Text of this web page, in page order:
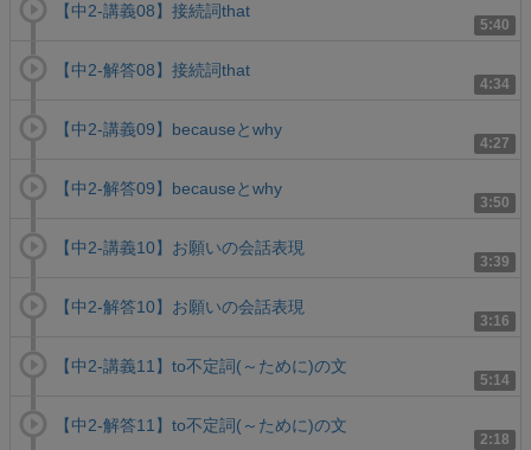
5:40
【中2-講義08】接続詞that
4:34
【中2-解答08】接続詞that
4:27
【中2-講義09】becauseとwhy
3:50
【中2-解答09】becauseとwhy
3:39
【中2-講義10】お願いの会話表現
3:16
【中2-解答10】お願いの会話表現
5:14
【中2-講義11】to不定詞(～ために)の文
2:18
【中2-解答11】to不定詞(～ために)の文